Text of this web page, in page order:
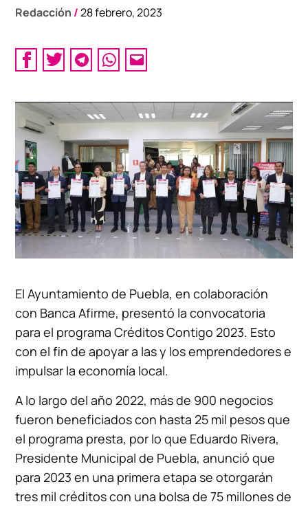
Redacción / 28 febrero, 2023
El Ayuntamiento de Puebla, en colaboración
con Banca Afirme, presentó la convocatoria
para el programa Créditos Contigo 2023. Esto
con el fin de apoyar a las y los emprendedores e
impulsar la economía local.
A lo largo del año 2022, más de 900 negocios
fueron beneficiados con hasta 25 mil pesos que
el programa presta, por lo que Eduardo Rivera,
Presidente Municipal de Puebla, anunció que
para 2023 en una primera etapa se otorgarán
tres mil créditos con una bolsa de 75 millones de